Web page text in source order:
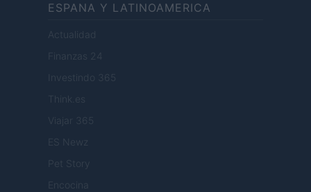
ESPANA Y LATINOAMERICA
Actualidad
Finanzas 24
Investindo 365
Think.es
Viajar 365
ES Newz
Pet Story
Encocina